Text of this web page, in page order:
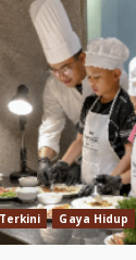
Gaya Hidup